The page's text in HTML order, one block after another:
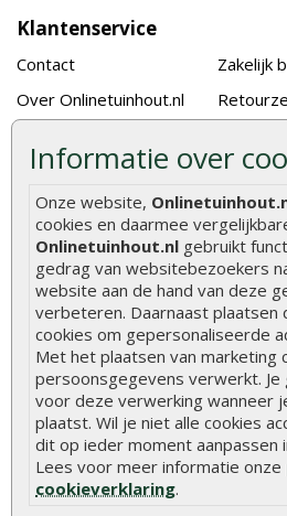
Informatie over
Onze website,
cookies en daarmee
Onlinetuinhout.nl gebruikt
gedrag van websitebezoekers
website aan de hand van deze
verbeteren. Daarnaast plaatsen
cookies om gepersonaliseerde
Met het plaatsen van marketing
persoonsgegevens verwerkt.
voor deze verwerking wanneer
plaatst. Wil je niet alle cookies
dit op ieder moment aanpassen
Lees voor meer informatie onze
cookieverklaring.
Klantenservice
Contact
Over Onlinetuinhout.nl
Vacatures
Bestellen en betalen
Bezorgen en afhalen
Blog
Zakelijk
Volg ons
Betaalmethoden
Keurmerken